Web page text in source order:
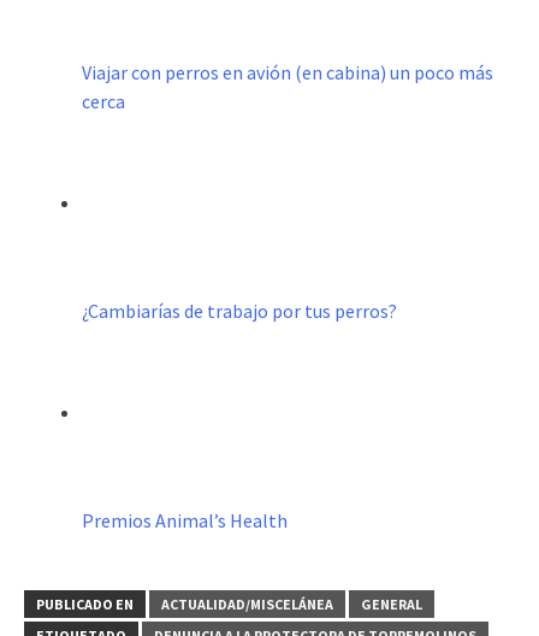
Viajar con perros en avión (en cabina) un poco más
cerca
¿Cambiarías de trabajo por tus perros?
Premios Animal’s Health
PUBLICADO EN ACTUALIDAD/MISCELÁNEA
GENERAL